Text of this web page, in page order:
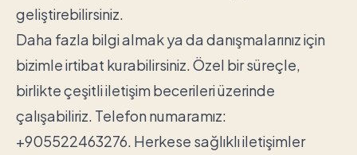
geliştirebilirsiniz.
Daha fazla bilgi almak ya da danışmalarınız için
bizimle irtibat kurabilirsiniz. Özel bir süreçle,
birlikte çeşitli iletişim becerileri üzerinde
çalışabiliriz. Telefon numaramız:
+905522463276. Herkese sağlıklı iletişimler